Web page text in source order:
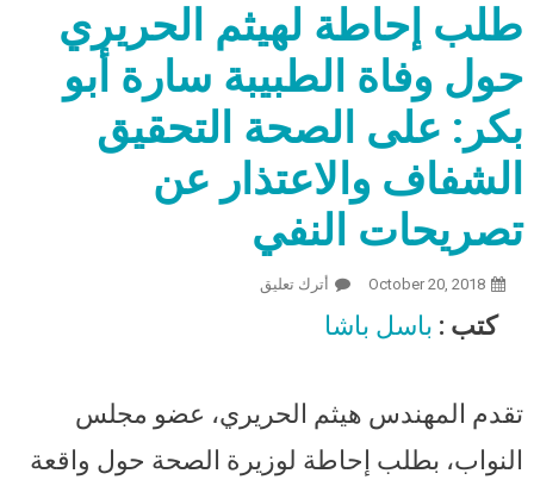
طلب إحاطة لهيثم الحريري
حول وفاة الطبيبة سارة أبو
بكر: على الصحة التحقيق
الشفاف والاعتذار عن
تصريحات النفي
October 20, 2018 أترك تعليق
كتب : باسل باشا
تقدم المهندس هيثم الحريري، عضو مجلس
النواب، بطلب إحاطة لوزيرة الصحة حول واقعة